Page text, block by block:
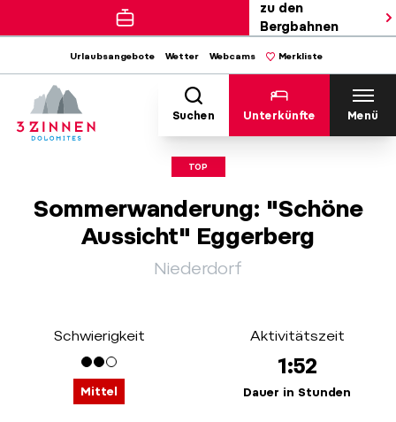
zu den
Bergbahnen
Urlaubsangebote Wetter Webcams Merkliste
Suchen Unterkünfte Menü
TOP
Sommerwanderung: "Schöne
Aussicht" Eggerberg
Niederdorf
Schwierigkeit
Mittel
Aktivitätszeit
1:52
Dauer in Stunden